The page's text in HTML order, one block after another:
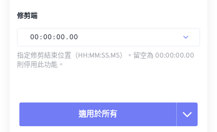
修剪端
00 : 00 : 00 . 00
指定修剪結束位置（HH:MM:SS.MS）。留空為 00:00:00.00
則停用此功能。
適用於所有